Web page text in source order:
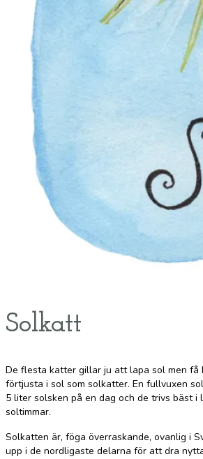
Solkatt
De flesta katter gillar ju att lapa sol men få
förtjusta i sol som solkatter. En fullvuxen
5 liter solsken på en dag och de trivs bäst i
soltimmar.
Solkatten är, föga överraskande, ovanlig i
upp i de nordligaste delarna för att dra